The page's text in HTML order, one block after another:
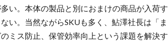
多い。本体の製品と別におまけの商品が入荷
い。当然ながらSKUも多く、鮎澤社長は「
ミス防止、保管効率向上という課題を解決